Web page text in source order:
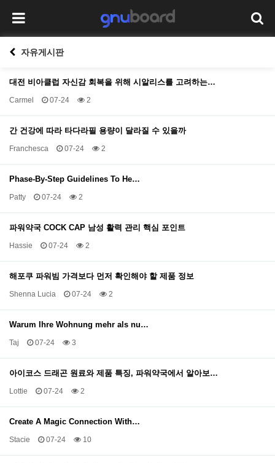
자유게시판
대전 비아클럽 자신감 회복을 위해 시알리스를 고려하는…
Carmel 07-24 2
간 건강에 따라 타다라필 용량이 달라질 수 있을까
Franchesca 07-24 2
Phase-By-Step Guidelines To He…
Patty 07-24 2
파워약국 COCK CAP 남성 활력 관리 핵심 포인트
Hassie 07-24 2
해포쿠 파워빔 가격보다 먼저 확인해야 할 제품 정보
Shenna Lucia 07-24 2
Warum Ihre Wohnung mehr als nu…
Taj 07-24 3
아이코스 드래곤 원료와 제품 특징, 파워약국에서 알아보…
Lottie 07-24 2
Create A Magic Connection With…
Stacie 07-24 10